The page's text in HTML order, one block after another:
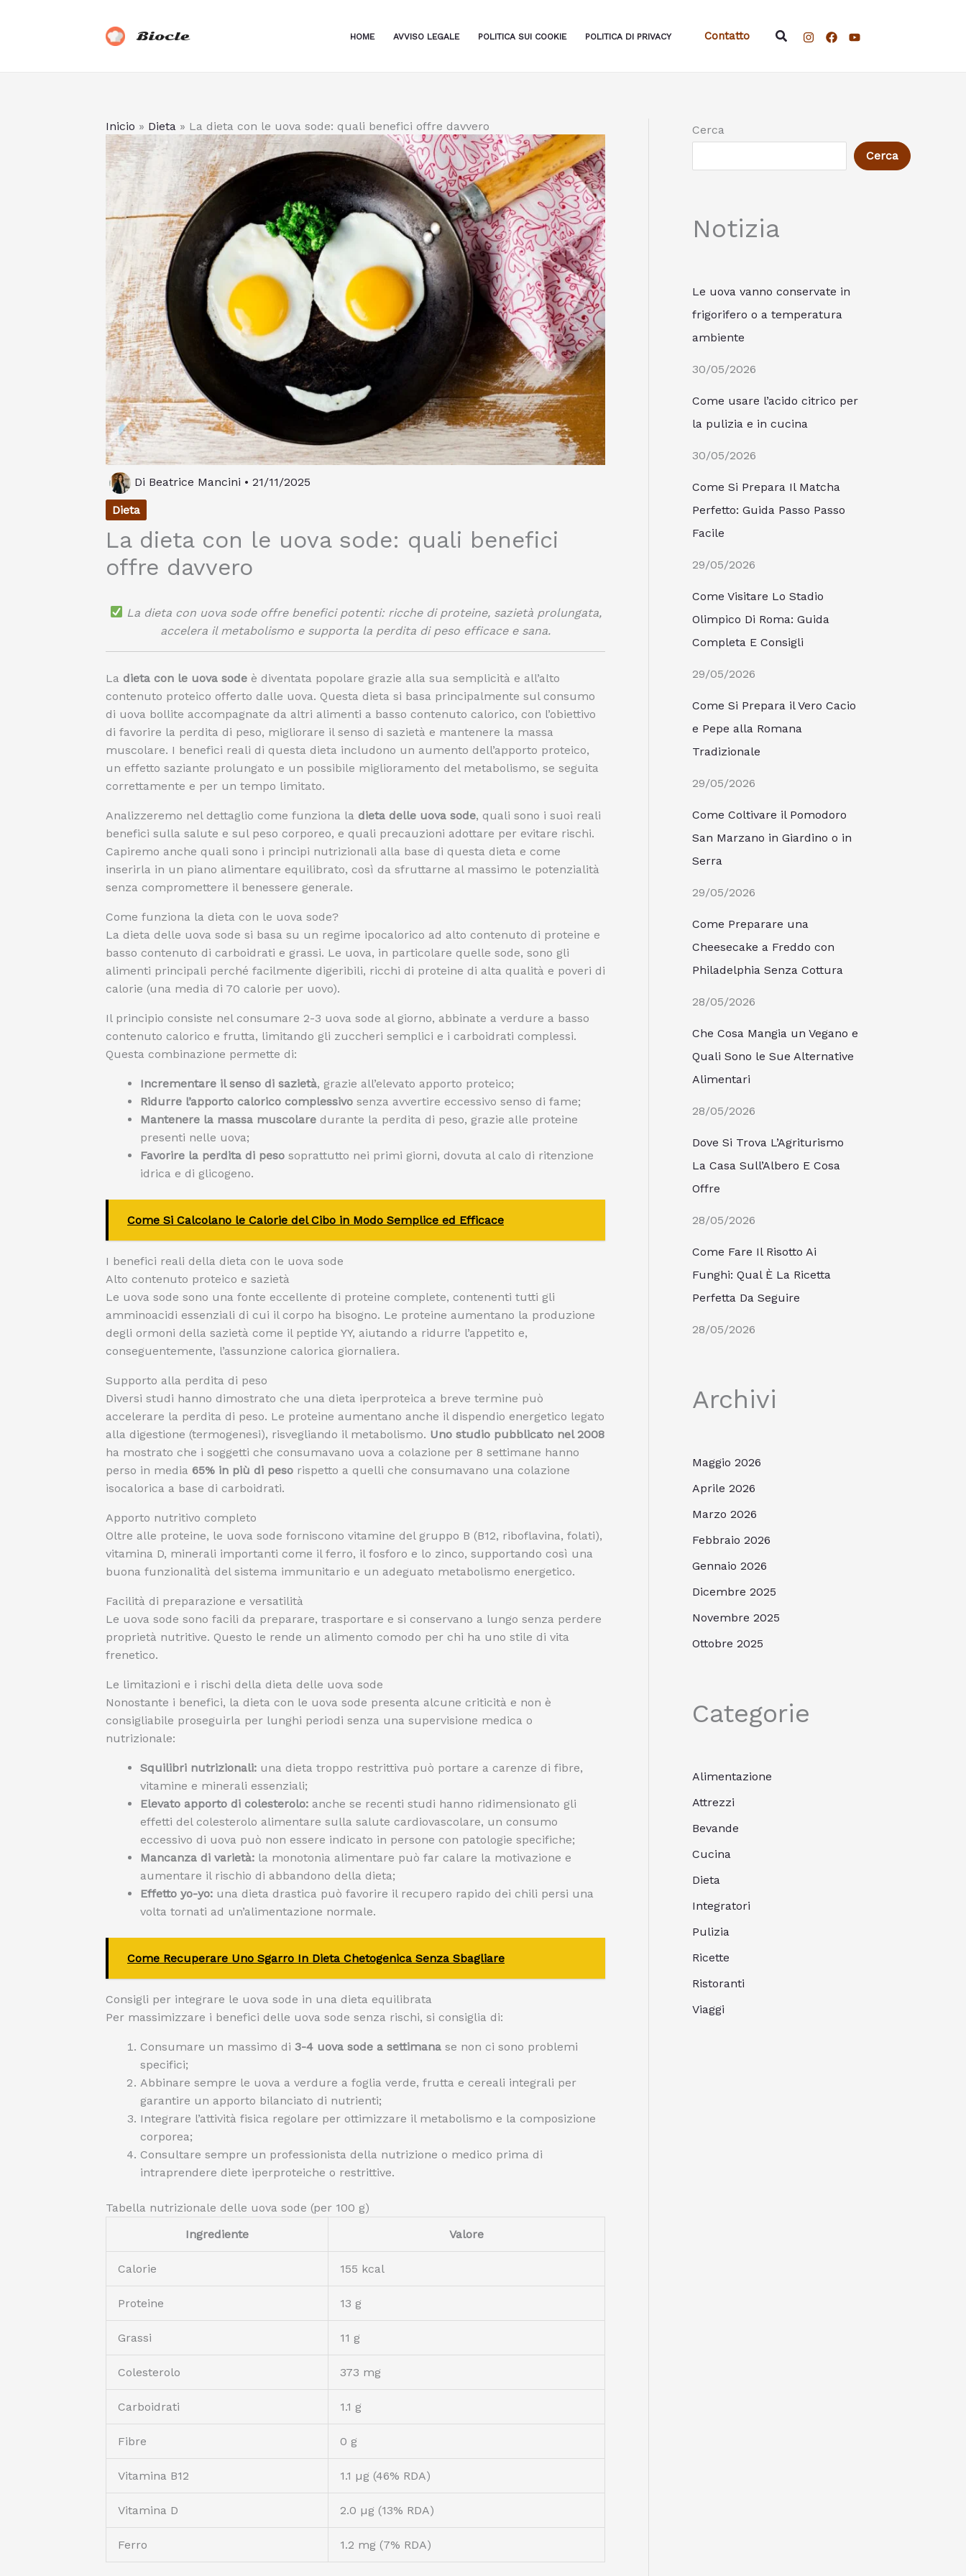
Biocle HOME AVVISO LEGALE POLITICA SUI COOKIE POLITICA DI PRIVACY Contatto Cerca
Inicio » Dieta » La dieta con le uova sode: quali benefici offre davvero
Di Beatrice Mancini • 21/11/2025
Dieta
La dieta con le uova sode: quali benefici
offre davvero
La dieta con uova sode offre benefici potenti: ricche di proteine, sazietà prolungata,
accelera il metabolismo e supporta la perdita di peso efficace e sana.
La dieta con le uova sode è diventata popolare grazie alla sua semplicità e all’alto
contenuto proteico offerto dalle uova. Questa dieta si basa principalmente sul consumo
di uova bollite accompagnate da altri alimenti a basso contenuto calorico, con l’obiettivo
di favorire la perdita di peso, migliorare il senso di sazietà e mantenere la massa
muscolare. I benefici reali di questa dieta includono un aumento dell’apporto proteico,
un effetto saziante prolungato e un possibile miglioramento del metabolismo, se seguita
correttamente e per un tempo limitato.
Analizzeremo nel dettaglio come funziona la dieta delle uova sode, quali sono i suoi reali
benefici sulla salute e sul peso corporeo, e quali precauzioni adottare per evitare rischi.
Capiremo anche quali sono i principi nutrizionali alla base di questa dieta e come
inserirla in un piano alimentare equilibrato, così da sfruttarne al massimo le potenzialità
senza compromettere il benessere generale.
Come funziona la dieta con le uova sode?
La dieta delle uova sode si basa su un regime ipocalorico ad alto contenuto di proteine e
basso contenuto di carboidrati e grassi. Le uova, in particolare quelle sode, sono gli
alimenti principali perché facilmente digeribili, ricchi di proteine di alta qualità e poveri di
calorie (una media di 70 calorie per uovo).
Il principio consiste nel consumare 2-3 uova sode al giorno, abbinate a verdure a basso
contenuto calorico e frutta, limitando gli zuccheri semplici e i carboidrati complessi.
Questa combinazione permette di:
Incrementare il senso di sazietà, grazie all’elevato apporto proteico;
Ridurre l’apporto calorico complessivo senza avvertire eccessivo senso di fame;
Mantenere la massa muscolare durante la perdita di peso, grazie alle proteine
presenti nelle uova;
Favorire la perdita di peso soprattutto nei primi giorni, dovuta al calo di ritenzione
idrica e di glicogeno.
Come Si Calcolano le Calorie del Cibo in Modo Semplice ed Efficace
I benefici reali della dieta con le uova sode
Alto contenuto proteico e sazietà
Le uova sode sono una fonte eccellente di proteine complete, contenenti tutti gli
amminoacidi essenziali di cui il corpo ha bisogno. Le proteine aumentano la produzione
degli ormoni della sazietà come il peptide YY, aiutando a ridurre l’appetito e,
conseguentemente, l’assunzione calorica giornaliera.
Supporto alla perdita di peso
Diversi studi hanno dimostrato che una dieta iperproteica a breve termine può
accelerare la perdita di peso. Le proteine aumentano anche il dispendio energetico legato
alla digestione (termogenesi), risvegliando il metabolismo. Uno studio pubblicato nel 2008
ha mostrato che i soggetti che consumavano uova a colazione per 8 settimane hanno
perso in media 65% in più di peso rispetto a quelli che consumavano una colazione
isocalorica a base di carboidrati.
Apporto nutritivo completo
Oltre alle proteine, le uova sode forniscono vitamine del gruppo B (B12, riboflavina, folati),
vitamina D, minerali importanti come il ferro, il fosforo e lo zinco, supportando così una
buona funzionalità del sistema immunitario e un adeguato metabolismo energetico.
Facilità di preparazione e versatilità
Le uova sode sono facili da preparare, trasportare e si conservano a lungo senza perdere
proprietà nutritive. Questo le rende un alimento comodo per chi ha uno stile di vita
frenetico.
Le limitazioni e i rischi della dieta delle uova sode
Nonostante i benefici, la dieta con le uova sode presenta alcune criticità e non è
consigliabile proseguirla per lunghi periodi senza una supervisione medica o
nutrizionale:
Squilibri nutrizionali: una dieta troppo restrittiva può portare a carenze di fibre,
vitamine e minerali essenziali;
Elevato apporto di colesterolo: anche se recenti studi hanno ridimensionato gli
effetti del colesterolo alimentare sulla salute cardiovascolare, un consumo
eccessivo di uova può non essere indicato in persone con patologie specifiche;
Mancanza di varietà: la monotonia alimentare può far calare la motivazione e
aumentare il rischio di abbandono della dieta;
Effetto yo-yo: una dieta drastica può favorire il recupero rapido dei chili persi una
volta tornati ad un’alimentazione normale.
Come Recuperare Uno Sgarro In Dieta Chetogenica Senza Sbagliare
Consigli per integrare le uova sode in una dieta equilibrata
Per massimizzare i benefici delle uova sode senza rischi, si consiglia di:
Consumare un massimo di 3-4 uova sode a settimana se non ci sono problemi
specifici;
Abbinare sempre le uova a verdure a foglia verde, frutta e cereali integrali per
garantire un apporto bilanciato di nutrienti;
Integrare l’attività fisica regolare per ottimizzare il metabolismo e la composizione
corporea;
Consultare sempre un professionista della nutrizione o medico prima di
intraprendere diete iperproteiche o restrittive.
Tabella nutrizionale delle uova sode (per 100 g)
Ingrediente
Valore
Calorie 155 kcal
Proteine 13 g
Grassi 11 g
Colesterolo 373 mg
Carboidrati 1.1 g
Fibre 0 g
Vitamina B12 1.1 µg (46% RDA)
Vitamina D 2.0 µg (13% RDA)
Ferro 1.2 mg (7% RDA)
Cerca
Cerca
Notizia
Le uova vanno conservate in
frigorifero o a temperatura
ambiente
30/05/2026
Come usare l’acido citrico per
la pulizia e in cucina
30/05/2026
Come Si Prepara Il Matcha
Perfetto: Guida Passo Passo
Facile
29/05/2026
Come Visitare Lo Stadio
Olimpico Di Roma: Guida
Completa E Consigli
29/05/2026
Come Si Prepara il Vero Cacio
e Pepe alla Romana
Tradizionale
29/05/2026
Come Coltivare il Pomodoro
San Marzano in Giardino o in
Serra
29/05/2026
Come Preparare una
Cheesecake a Freddo con
Philadelphia Senza Cottura
28/05/2026
Che Cosa Mangia un Vegano e
Quali Sono le Sue Alternative
Alimentari
28/05/2026
Dove Si Trova L’Agriturismo
La Casa Sull’Albero E Cosa
Offre
28/05/2026
Come Fare Il Risotto Ai
Funghi: Qual È La Ricetta
Perfetta Da Seguire
28/05/2026
Archivi
Maggio 2026
Aprile 2026
Marzo 2026
Febbraio 2026
Gennaio 2026
Dicembre 2025
Novembre 2025
Ottobre 2025
Categorie
Alimentazione
Attrezzi
Bevande
Cucina
Dieta
Integratori
Pulizia
Ricette
Ristoranti
Viaggi